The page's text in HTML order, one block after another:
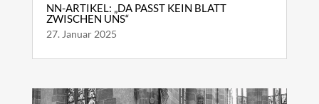
NN-ARTIKEL: „DA PASST KEIN BLATT
ZWISCHEN UNS“
27. Januar 2025